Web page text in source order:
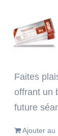
Faites
offrant un
future
Ajouter au